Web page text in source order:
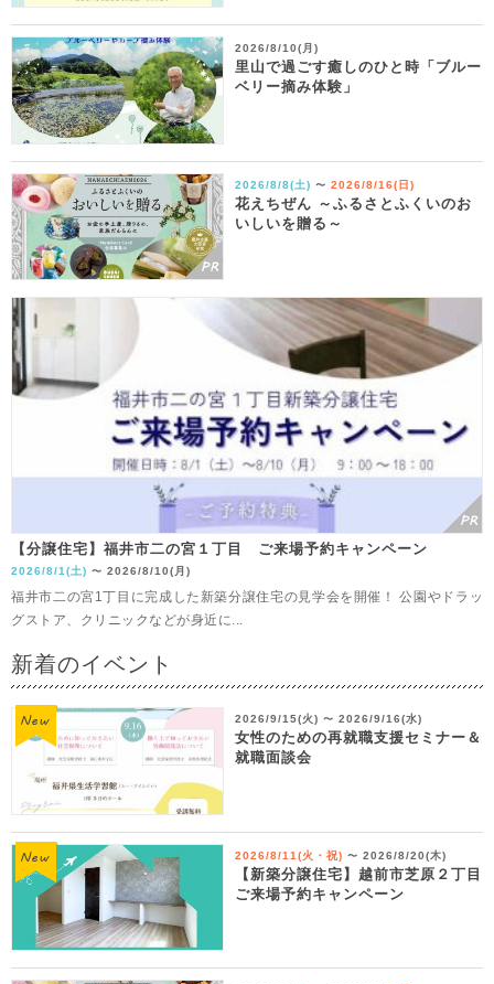
2026/8/10(月)
里山で過ごす癒しのひと時「ブルー
ベリー摘み体験」
2026/8/8(土) 〜 2026/8/16(日)
花えちぜん ～ふるさとふくいのお
いしいを贈る～
【分譲住宅】福井市二の宮１丁目 ご来場予約キャンペーン
2026/8/1(土) 〜 2026/8/10(月)
福井市二の宮1丁目に完成した新築分譲住宅の見学会を開催！ 公園やドラッ
グストア、クリニックなどが身近に...
新着のイベント
2026/9/15(火) 〜 2026/9/16(水)
女性のための再就職支援セミナー＆
就職面談会
2026/8/11(火・祝) 〜 2026/8/20(木)
【新築分譲住宅】越前市芝原２丁目
ご来場予約キャンペーン